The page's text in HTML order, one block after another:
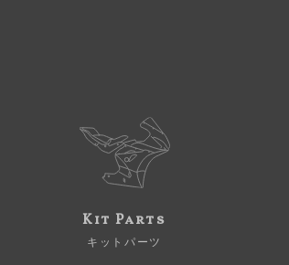
Kit Parts
キットパーツ